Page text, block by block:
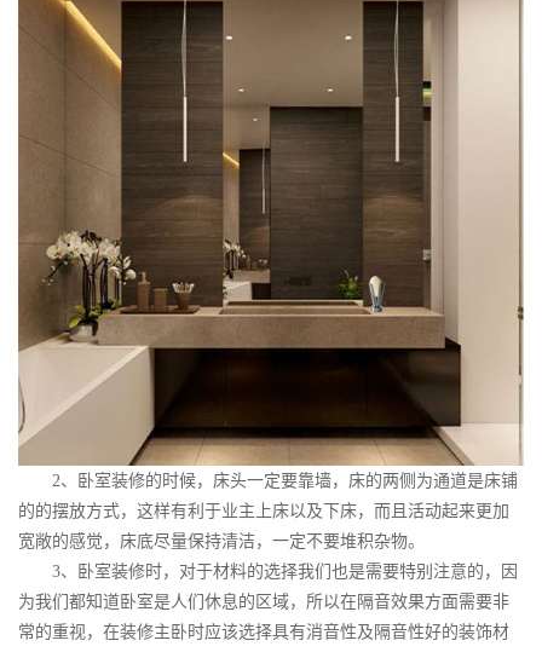
2、卧室装修的时候，床头一定要靠墙，床的两侧为通道是床铺
的的摆放方式，这样有利于业主上床以及下床，而且活动起来更加
宽敞的感觉，床底尽量保持清洁，一定不要堆积杂物。
3、卧室装修时，对于材料的选择我们也是需要特别注意的，因
为我们都知道卧室是人们休息的区域，所以在隔音效果方面需要非
常的重视，在装修主卧时应该选择具有消音性及隔音性好的装饰材